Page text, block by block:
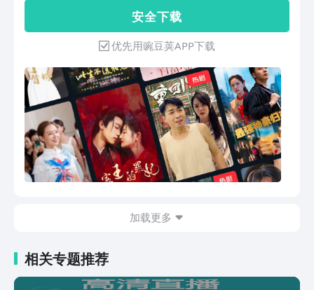
儿！〗------爱酷短剧，剧多、全免费！---
---【免费】“爱酷“是一款免费在线看短剧
视频的APP，像看电视剧那样看小说爽
剧！【剧多】我们为您聚合了上千部时下
火热爆款短剧、爽剧，超过100000剧
集，通通全部免费看！【大全】战神、甜
宠、神医、反转、逆袭、重生、悬疑、复
仇、恋爱、古风等等，题材类型全，满足
你所有喜好！【高清】APP设计精美，操
作简单，播放流畅丝滑，全屏沉浸式观
看，高清不卡顿，一秒入戏上头！
安 全 下 载
优先用豌豆荚APP下载
加载更多
相关专题推荐